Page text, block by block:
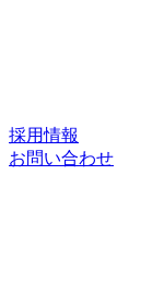
採用情報
お問い合わせ